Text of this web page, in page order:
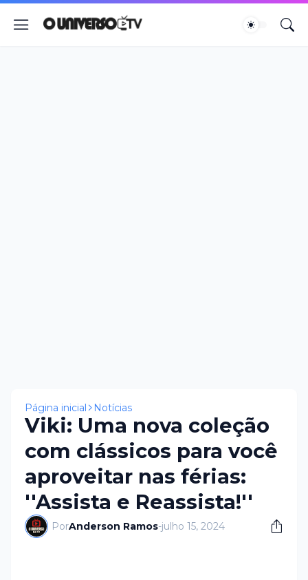
Página inicial Notícias
Viki: Uma nova coleção
com clássicos para você
aproveitar nas férias:
''Assista e Reassista!''
PorAnderson Ramos-julho 15, 2024